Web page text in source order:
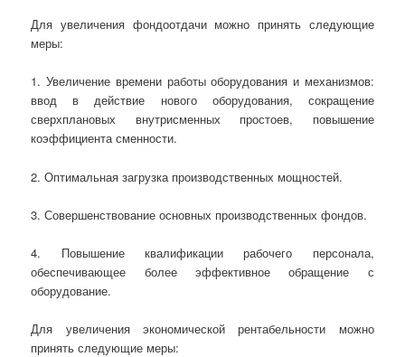
Для увеличения фондоотдачи можно принять следующие
меры:
1. Увеличение времени работы оборудования и механизмов:
ввод в действие нового оборудования, сокращение
сверхплановых внутрисменных простоев, повышение
коэффициента сменности.
2. Оптимальная загрузка производственных мощностей.
3. Совершенствование основных производственных фондов.
4. Повышение квалификации рабочего персонала,
обеспечивающее более эффективное обращение с
оборудование.
Для увеличения экономической рентабельности можно
принять следующие меры: